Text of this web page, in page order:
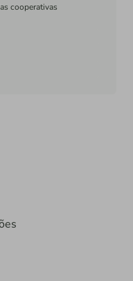
cooperativas